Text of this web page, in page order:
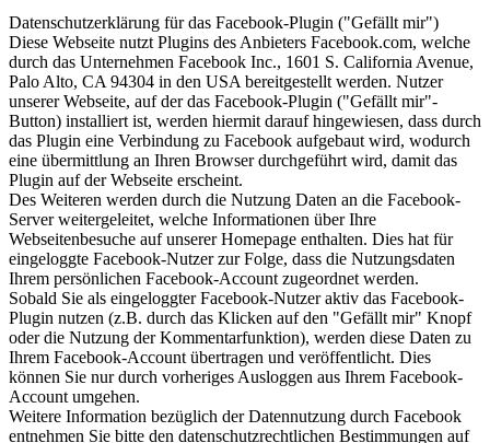
Datenschutzerklärung für das Facebook-Plugin ("Gefällt mir")
Diese Webseite nutzt Plugins des Anbieters Facebook.com, welche
durch das Unternehmen Facebook Inc., 1601 S. California Avenue,
Palo Alto, CA 94304 in den USA bereitgestellt werden. Nutzer
unserer Webseite, auf der das Facebook-Plugin ("Gefällt mir"-
Button) installiert ist, werden hiermit darauf hingewiesen, dass durch
das Plugin eine Verbindung zu Facebook aufgebaut wird, wodurch
eine übermittlung an Ihren Browser durchgeführt wird, damit das
Plugin auf der Webseite erscheint.
Des Weiteren werden durch die Nutzung Daten an die Facebook-
Server weitergeleitet, welche Informationen über Ihre
Webseitenbesuche auf unserer Homepage enthalten. Dies hat für
eingeloggte Facebook-Nutzer zur Folge, dass die Nutzungsdaten
Ihrem persönlichen Facebook-Account zugeordnet werden.
Sobald Sie als eingeloggter Facebook-Nutzer aktiv das Facebook-
Plugin nutzen (z.B. durch das Klicken auf den "Gefällt mir" Knopf
oder die Nutzung der Kommentarfunktion), werden diese Daten zu
Ihrem Facebook-Account übertragen und veröffentlicht. Dies
können Sie nur durch vorheriges Ausloggen aus Ihrem Facebook-
Account umgehen.
Weitere Information bezüglich der Datennutzung durch Facebook
entnehmen Sie bitte den datenschutzrechtlichen Bestimmungen auf